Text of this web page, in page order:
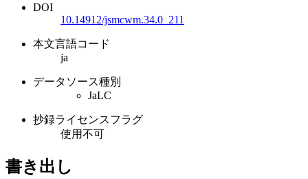
DOI
10.14912/jsmcwm.34.0_211
本文言語コード
ja
データソース種別
JaLC
抄録ライセンスフラグ
使用不可
書き出し